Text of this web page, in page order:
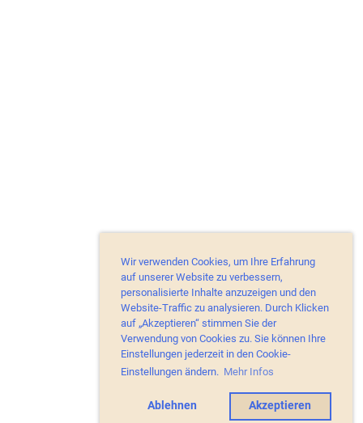
Wir verwenden Cookies, um Ihre Erfahrung
auf unserer Website zu verbessern,
personalisierte Inhalte anzuzeigen und den
Website-Traffic zu analysieren. Durch Klicken
auf „Akzeptieren“ stimmen Sie der
Verwendung von Cookies zu. Sie können Ihre
Einstellungen jederzeit in den Cookie-
Einstellungen ändern. Mehr Infos
Ablehnen Akzeptieren